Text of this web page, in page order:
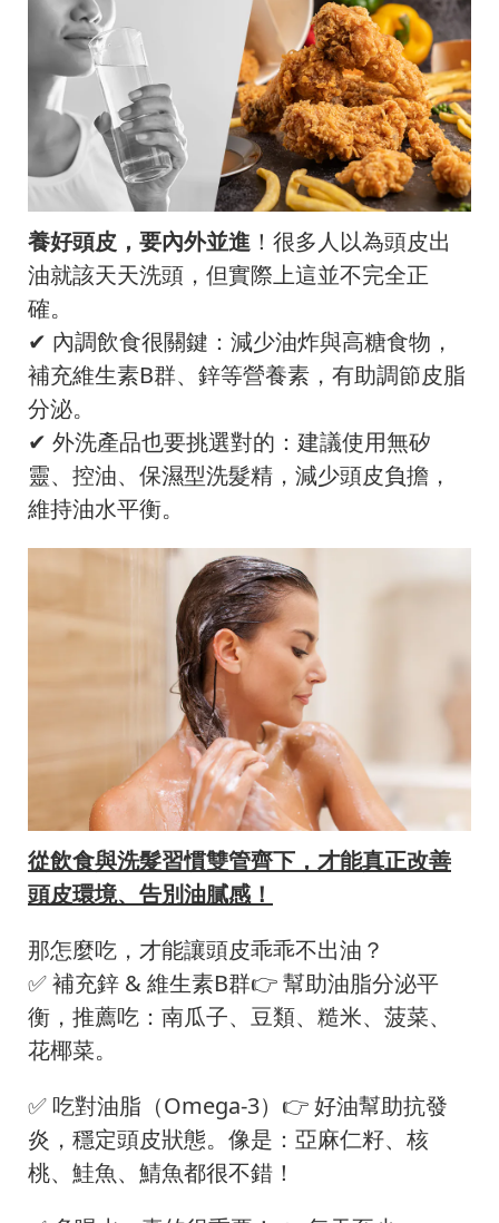
養好頭皮，要內外並進 ！很多人以為頭皮出
油就該天天洗頭，但實際上這並不完全正
確。
✔ 內調飲食很關鍵：減少油炸與高糖食物，
補充維生素B群、鋅等營養素，有助調節皮脂
分泌。
✔ 外洗產品也要挑選對的：建議使用無矽
靈、控油、保濕型洗髮精，減少頭皮負擔，
維持油水平衡。
從飲食與洗髮習慣雙管齊下，才能真正改善
頭皮環境、告別油膩感！
那怎麼吃，才能讓頭皮乖乖不出油？
✅ 補充鋅 & 維生素B群👉 幫助油脂分泌平
衡，推薦吃：南瓜子、豆類、糙米、菠菜、
花椰菜。
✅ 吃對油脂（Omega-3）👉 好油幫助抗發
炎，穩定頭皮狀態。像是：亞麻仁籽、核
桃、鮭魚、鯖魚都很不錯！